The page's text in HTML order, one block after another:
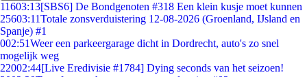
11603:13[SBS6] De Bondgenoten #318 Een klein kusje moet kunnen
25603:11Totale zonsverduistering 12-08-2026 (Groenland, IJsland en
Spanje) #1
002:51Weer een parkeergarage dicht in Dordrecht, auto's zo snel
mogelijk weg
22002:44[Live Eredivisie #1784] Dying seconds van het seizoen!